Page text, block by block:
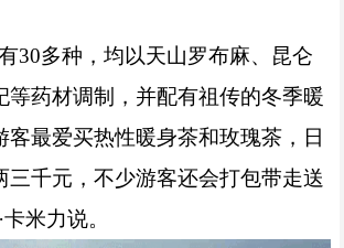
30多种，均以天山罗布麻、昆仑
等药材调制，并配有祖传的冬季暖
客最爱买热性暖身茶和玫瑰茶，日
三千元，不少游客还会打包带走送
米力说。